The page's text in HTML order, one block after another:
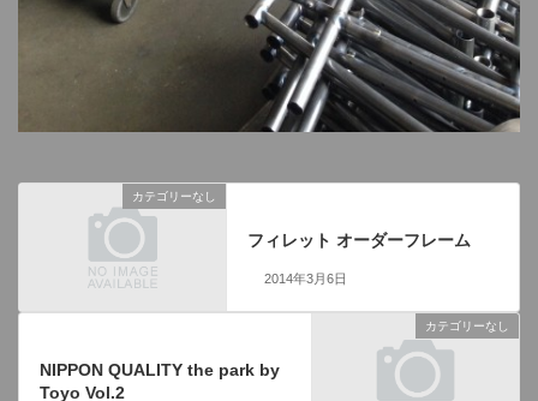
カテゴリーなし
フィレット オーダーフレーム
2014年3月6日
カテゴリーなし
NIPPON QUALITY the park by
Toyo Vol.2